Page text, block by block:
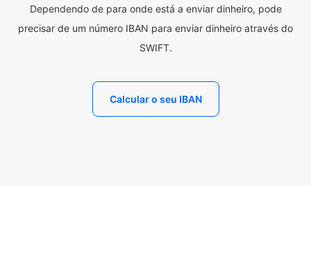
Dependendo de para onde está a enviar dinheiro, pode
precisar de um número IBAN para enviar dinheiro através do
SWIFT.
Calcular o seu IBAN